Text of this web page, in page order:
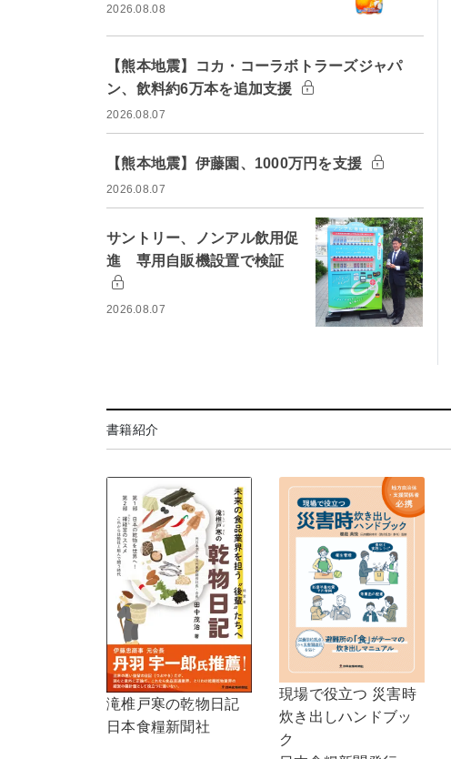
2026.08.08
【熊本地震】コカ・コーラボトラーズジャパ
ン、飲料約6万本を追加支援
2026.08.07
【熊本地震】伊藤園、1000万円を支援
2026.08.07
サントリー、ノンアル飲用促
進 専用自販機設置で検証
2026.08.07
書籍紹介
滝椎戸寒の乾物日記
日本食糧新聞社
現場で役立つ 災害時
炊き出しハンドブッ
ク